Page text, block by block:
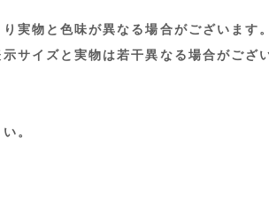
実物と色味が異なる場合がございます。
サイズと実物は若干異なる場合がござ
。